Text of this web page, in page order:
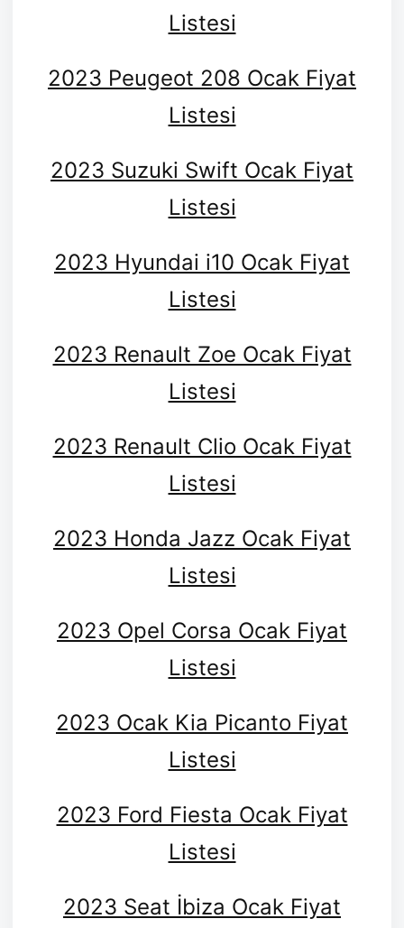
Listesi
2023 Peugeot 208 Ocak Fiyat
Listesi
2023 Suzuki Swift Ocak Fiyat
Listesi
2023 Hyundai i10 Ocak Fiyat
Listesi
2023 Renault Zoe Ocak Fiyat
Listesi
2023 Renault Clio Ocak Fiyat
Listesi
2023 Honda Jazz Ocak Fiyat
Listesi
2023 Opel Corsa Ocak Fiyat
Listesi
2023 Ocak Kia Picanto Fiyat
Listesi
2023 Ford Fiesta Ocak Fiyat
Listesi
2023 Seat İbiza Ocak Fiyat